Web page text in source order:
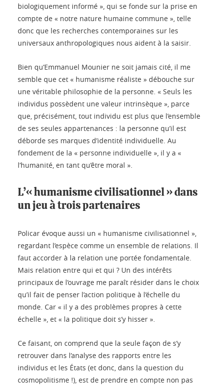
biologiquement informé », qui se fonde sur la prise en
compte de « notre nature humaine commune », telle
donc que les recherches contemporaines sur les
universaux anthropologiques nous aident à la saisir.
Bien qu’Emmanuel Mounier ne soit jamais cité, il me
semble que cet « humanisme réaliste » débouche sur
une véritable philosophie de la personne. « Seuls les
individus possèdent une valeur intrinsèque », parce
que, précisément, tout individu est plus que l’ensemble
de ses seules appartenances : la personne qu’il est
déborde ses marques d’identité individuelle. Au
fondement de la « personne individuelle », il y a «
l’humanité, en tant qu’être moral ».
L’« humanisme civilisationnel » dans
un jeu à trois partenaires
Policar évoque aussi un « humanisme civilisationnel »,
regardant l’espèce comme un ensemble de relations. Il
faut accorder à la relation une portée fondamentale.
Mais relation entre qui et qui ? Un des intérêts
principaux de l’ouvrage me paraît résider dans le choix
qu’il fait de penser l’action politique à l’échelle du
monde. Car « il y a des problèmes propres à cette
échelle », et « la politique doit s’y hisser ».
Ce faisant, on comprend que la seule façon de s’y
retrouver dans l’analyse des rapports entre les
individus et les États (et donc, dans la question du
cosmopolitisme !), est de prendre en compte non pas